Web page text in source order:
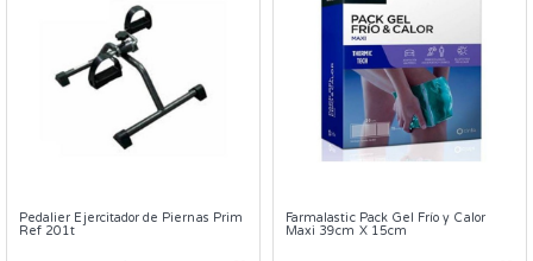
Pedalier Ejercitador de Piernas Prim
Ref 201t
Farmalastic Pack Gel Frío y Calor
Maxi 39cm X 15cm